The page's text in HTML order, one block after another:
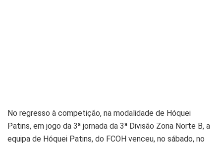
No regresso à competição, na modalidade de Hóquei
Patins, em jogo da 3ª jornada da 3ª Divisão Zona Norte B, a
equipa de Hóquei Patins, do FCOH venceu, no sábado, no